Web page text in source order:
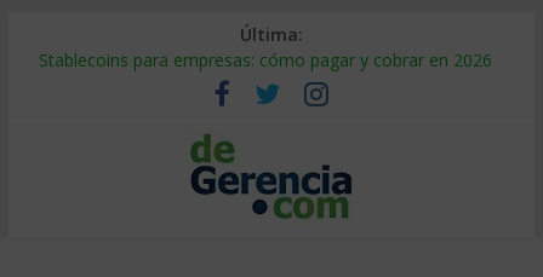
Última:
Stablecoins para empresas: cómo pagar y cobrar en 2026
Despido silencioso: qué es y por qué sale tan caro
IA en selección de personal: cómo auditarla a tiempo
Trabajo forzoso en la cadena de suministro: qué hacer
Mercado hispano de EE. UU.: cómo segmentarlo y venderle